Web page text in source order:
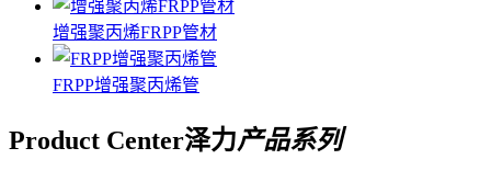
增强聚丙烯FRPP管材
FRPP增强聚丙烯管
Product Center泽力产品系列